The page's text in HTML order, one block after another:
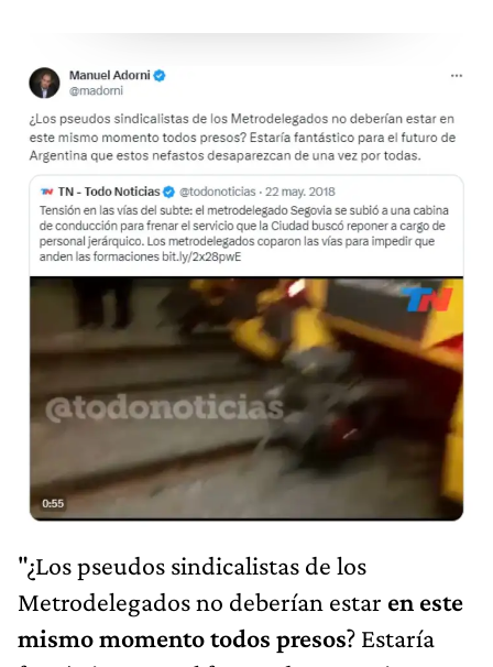
"¿Los pseudos sindicalistas de los
Metrodelegados no deberían estar en este
mismo momento todos presos? Estaría